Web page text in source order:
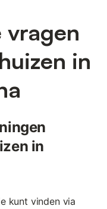
vragen
in
in
kunt vinden via